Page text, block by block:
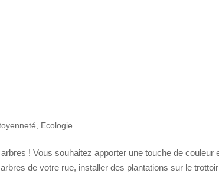
Ecologie
! Vous souhaitez apporter une touche de couleur
de votre rue, installer des plantations sur le trottoir